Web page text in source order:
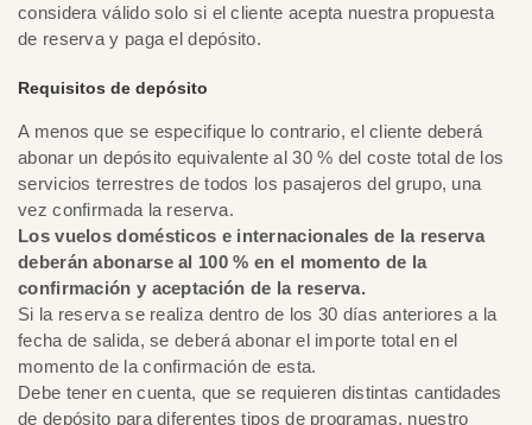
considera válido solo si el cliente acepta nuestra propuesta
de reserva y paga el depósito.
Requisitos de depósito
A menos que se especifique lo contrario, el cliente deberá
abonar un depósito equivalente al 30 % del coste total de los
servicios terrestres de todos los pasajeros del grupo, una
vez confirmada la reserva.
Los vuelos domésticos e internacionales de la reserva
deberán abonarse al 100 % en el momento de la
confirmación y aceptación de la reserva.
Si la reserva se realiza dentro de los 30 días anteriores a la
fecha de salida, se deberá abonar el importe total en el
momento de la confirmación de esta.
Debe tener en cuenta, que se requieren distintas cantidades
de depósito para diferentes tipos de programas, nuestro